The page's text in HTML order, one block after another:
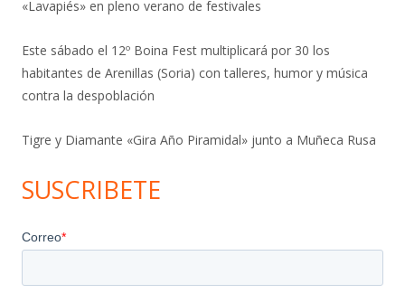
«Lavapiés» en pleno verano de festivales
Este sábado el 12º Boina Fest multiplicará por 30 los
habitantes de Arenillas (Soria) con talleres, humor y música
contra la despoblación
Tigre y Diamante «Gira Año Piramidal» junto a Muñeca Rusa
SUSCRIBETE